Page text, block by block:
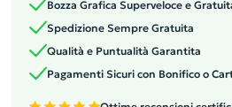
Bozza Grafica Superveloce e
Spedizione Sempre Gratuita
Qualità e Puntualità Garantita
Pagamenti Sicuri con Bonifico o